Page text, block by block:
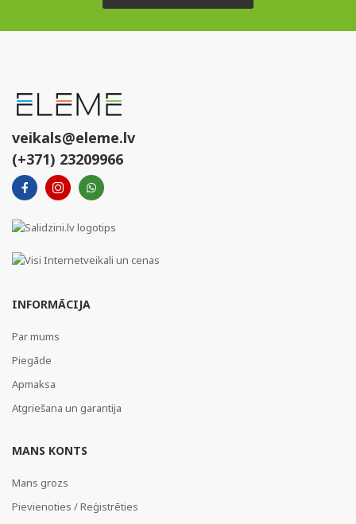
veikals@eleme.lv
(+371) 23209966
INFORMĀCIJA
Par mums
Piegāde
Apmaksa
Atgriešana un garantija
MANS KONTS
Mans grozs
Pievienoties / Reģistrēties